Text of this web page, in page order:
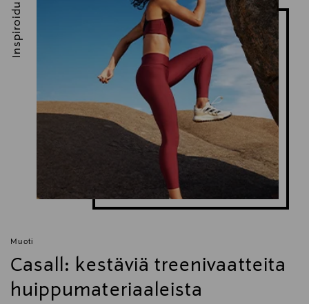
Muoti
Casall: kestäviä treenivaatteita
huippumateriaaleista
Inspiroidu